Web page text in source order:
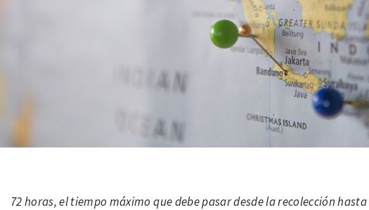
72 horas, el tiempo máximo que debe pasar desde la recolección